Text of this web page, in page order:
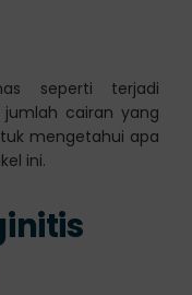
seperti terjadi
cairan yang
mengetahui apa
ini.